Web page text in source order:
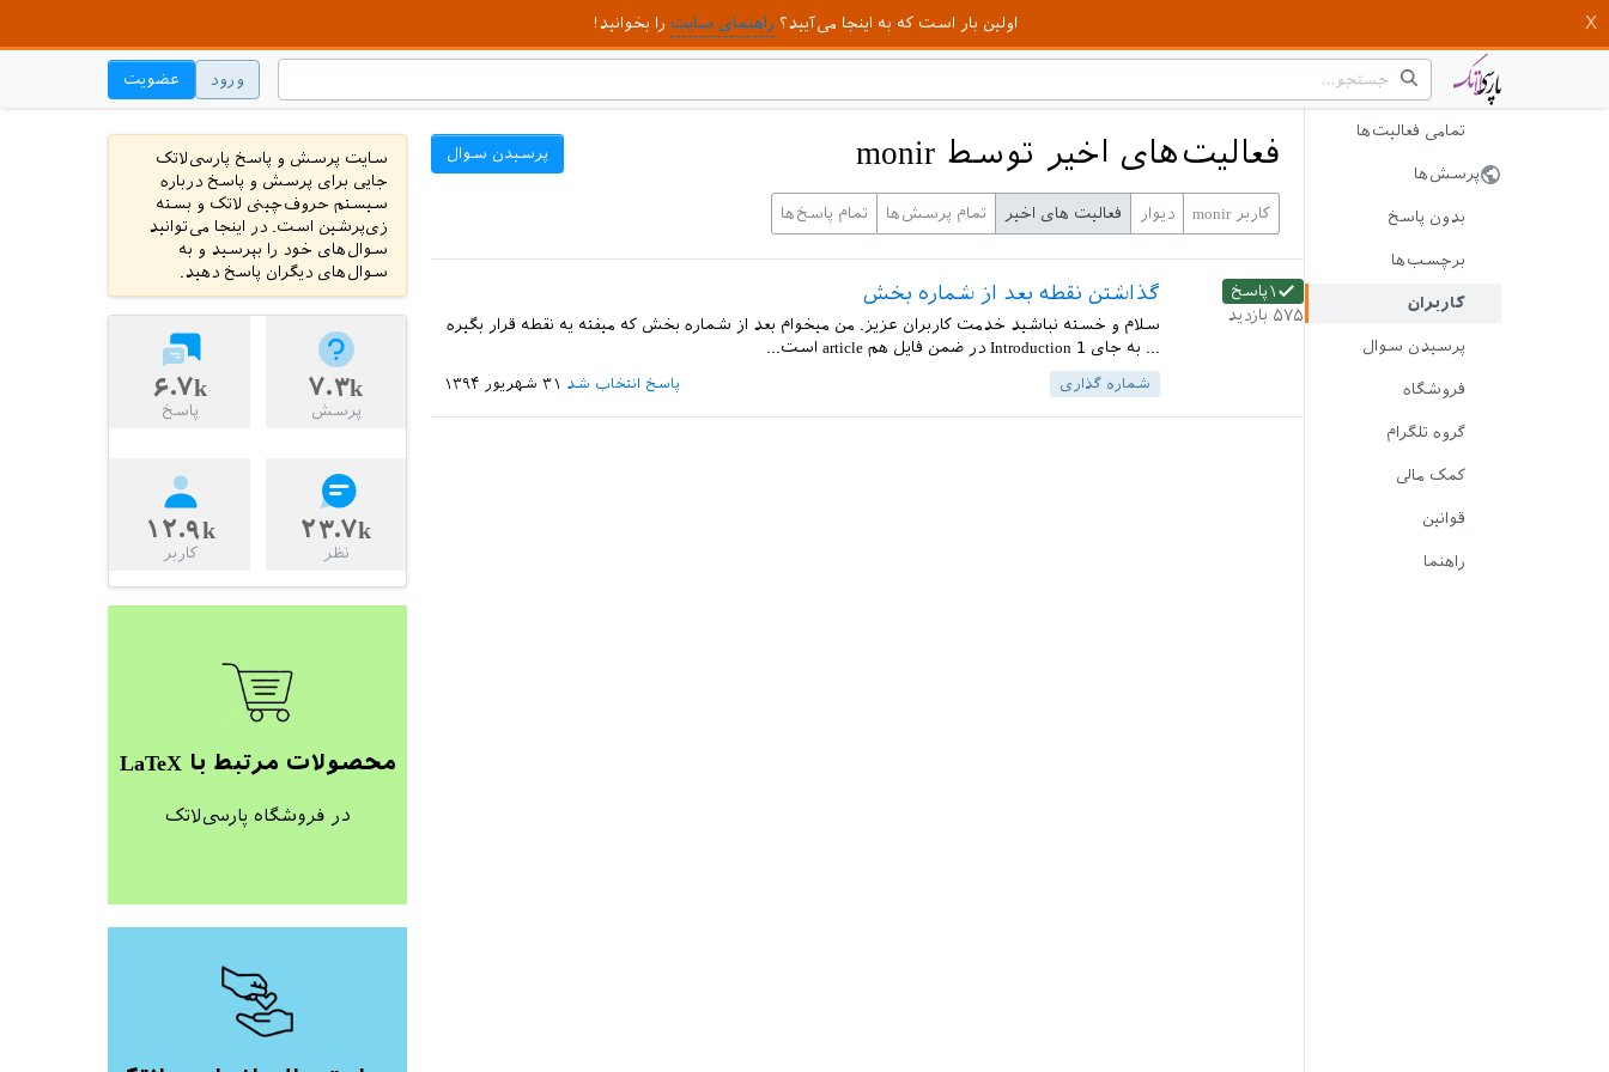
اولین بار است که به اینجا می‌آیید؟ راهنمای سایت را بخوانید!
ورود عضویت
تمامی فعالیت‌ها
پرسش‌ها
بدون پاسخ
برچسب‌ها
کاربران
پرسیدن سوال
فروشگاه
گروه تلگرام
کمک مالی
قوانین
راهنما
فعالیت‌های اخیر توسط monir پرسیدن سوال
کاربر monir دیوار فعالیت های اخیر تمام پرسش‌ها تمام پاسخ‌ها
۱ پاسخ
۵۷۵ بازدید
گذاشتن نقطه بعد از شماره بخش
سلام و خسته نباشید خدمت کاربران عزیز. من میخوام بعد از شماره بخش که میفته یه نقطه قرار بگیره
... به جای 1 Introduction در ضمن فایل هم article است...
شماره گذاری پاسخ انتخاب شد ۳۱ شهریور ۱۳۹۴
سایت پرسش و پاسخ پارسی‌لاتک
جایی برای پرسش و پاسخ درباره
سیستم حروف‌چینی لاتک و بسته
زی‌پرشین است. در اینجا می‌توانید
سوال‌های خود را بپرسید و به
سوال‌های دیگران پاسخ دهید.
۷.۳k
پرسش
۶.۷k
پاسخ
۲۳.۷k
نظر
۱۲.۹k
کاربر
محصولات مرتبط با LaTeX
در فروشگاه پارسی‌لاتک